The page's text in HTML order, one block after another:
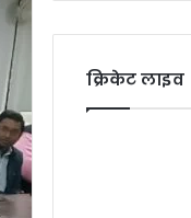
क्रिकेट लाइव